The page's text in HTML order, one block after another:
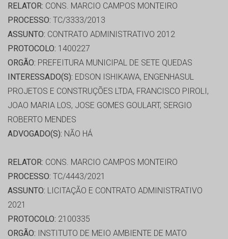
RELATOR: CONS. MARCIO CAMPOS MONTEIRO
PROCESSO: TC/3333/2013
ASSUNTO: CONTRATO ADMINISTRATIVO 2012
PROTOCOLO: 1400227
ORGÃO: PREFEITURA MUNICIPAL DE SETE QUEDAS
INTERESSADO(S): EDSON ISHIKAWA, ENGENHASUL
PROJETOS E CONSTRUÇÕES LTDA, FRANCISCO PIROLI,
JOAO MARIA LOS, JOSE GOMES GOULART, SERGIO
ROBERTO MENDES
ADVOGADO(S): NÃO HÁ
RELATOR: CONS. MARCIO CAMPOS MONTEIRO
PROCESSO: TC/4443/2021
ASSUNTO: LICITAÇÃO E CONTRATO ADMINISTRATIVO
2021
PROTOCOLO: 2100335
ORGÃO: INSTITUTO DE MEIO AMBIENTE DE MATO